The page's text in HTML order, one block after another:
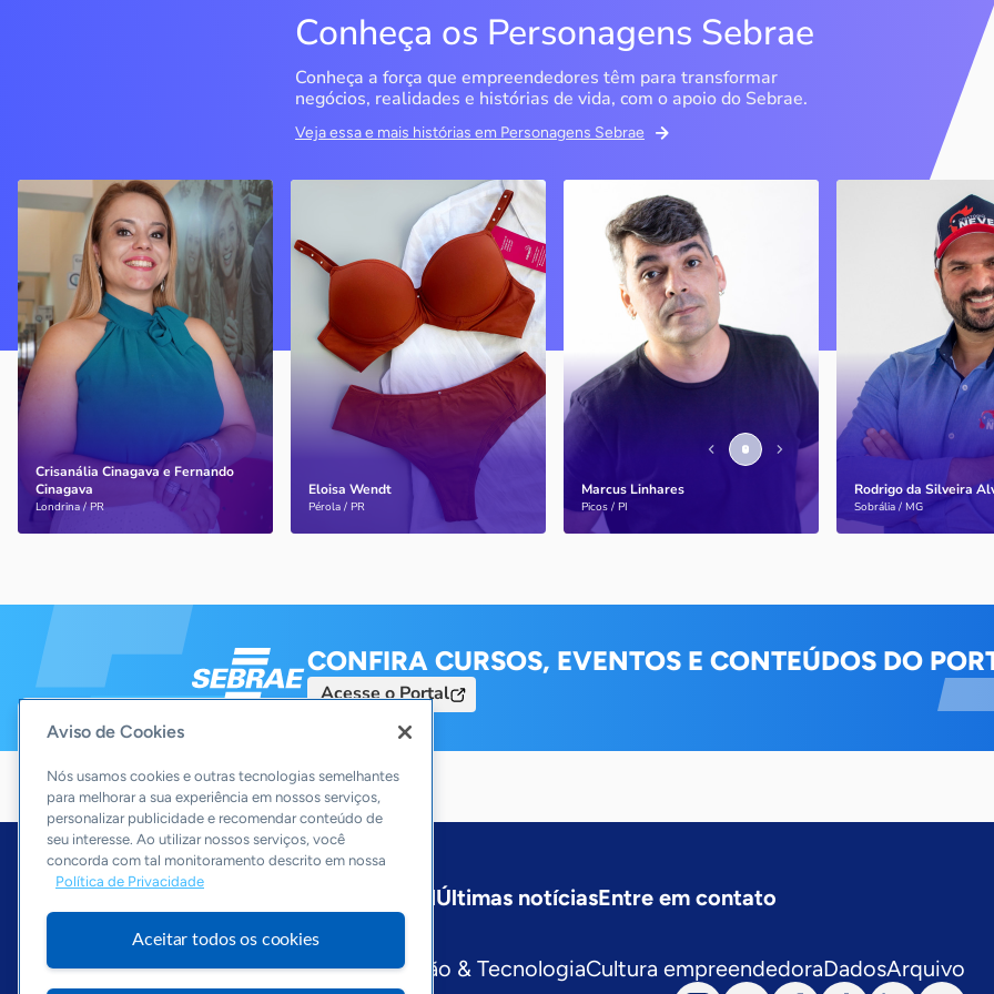
Conheça os Personagens Sebrae
Conheça a força que empreendedores têm para transformar
negócios, realidades e histórias de vida, com o apoio do Sebrae.
Veja essa e mais histórias em Personagens Sebrae
Crisanália Cinagava e Fernando
Cinagava
Londrina / PR
QualiMedi Saúde
Londrina / PR
Crisanália Cinagava e
Fernando Cinagava abriram
clínica com atendimento de
nível particular com preço
acessível
Saiba mais
Eloisa Wendt
Pérola / PR
Miragem Moda Íntima
Pérola / PR
Com o apoio do Sebrae, a
empresa cresceu e
atualmente conta com
quatro lojas
Saiba mais
Marcus Linhares
Picos / PI
Bipp Tecnologia
Picos / PI
Marcus Linhares
transformou a tese do
doutorado em negócio
Saiba mais
Rodrigo da Silveira
Sobrália / MG
Criatório
Sobrália / MG
Saiba mais
CONFIRA CURSOS, EVENTOS E CONTEÚDOS DO
Acesse o Portal
Início Sobre a ASNÚltimas notíciasEntre em contato
Economia & PolíticaInovação & TecnologiaCultura empreendedoraDadosArquivo
Aviso de Cookies
Nós usamos cookies e outras tecnologias semelhantes
para melhorar a sua experiência em nossos serviços,
personalizar publicidade e recomendar conteúdo de
seu interesse. Ao utilizar nossos serviços, você
concorda com tal monitoramento descrito em nossa
Política de Privacidade
Aceitar todos os cookies